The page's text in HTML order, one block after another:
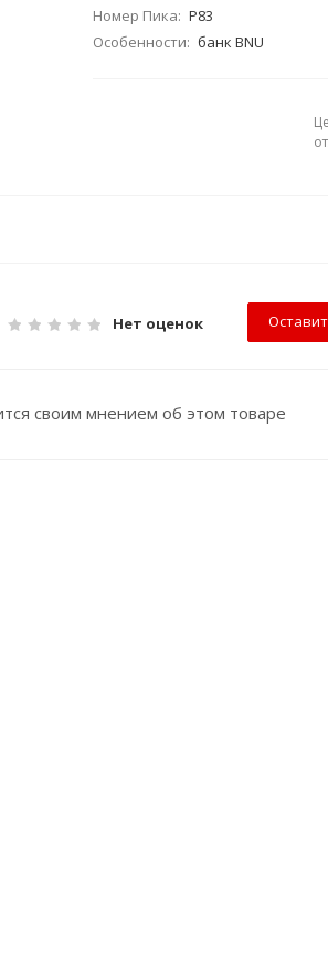
Номер Пика: P83
Особенности: банк BNU
Нет оценок
своим мнением об этом товаре